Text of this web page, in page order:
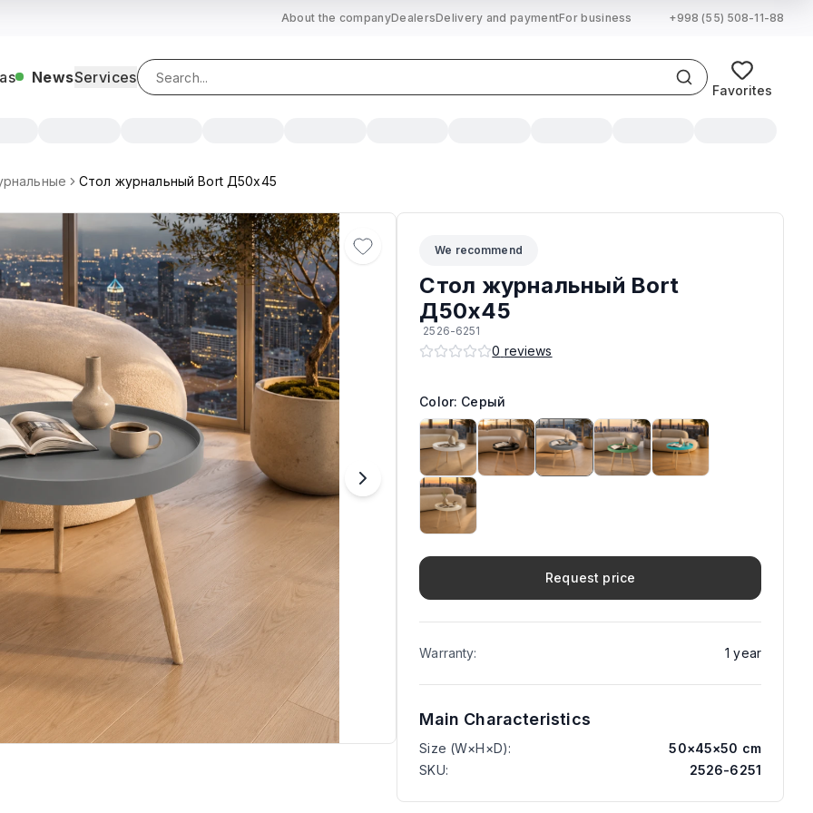
About the companyDealersDelivery and paymentFor business +998 (55) 508-11-88
NewsServices
Favorites
Розовый, Синий, Темно-серый, Тиффани, Молочный, Капучино
Стол журнальный Bort Д50x45
We recommend
Стол журнальный Bort
Д50x45
2526-6251
0 reviews
Color: Серый
Request price
Warranty: 1 year
Main Characteristics
Size (W×H×D): 50×45×50 cm
SKU: 2526-6251